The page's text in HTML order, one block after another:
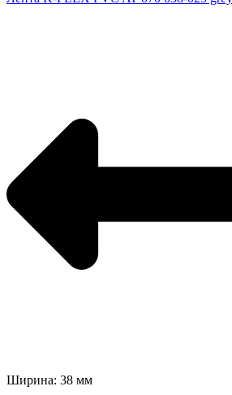
Ширина: 38 мм